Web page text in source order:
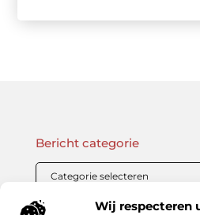
Wij respecteren
Bericht categorie